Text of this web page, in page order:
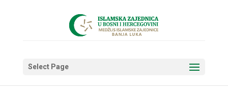
Select Page